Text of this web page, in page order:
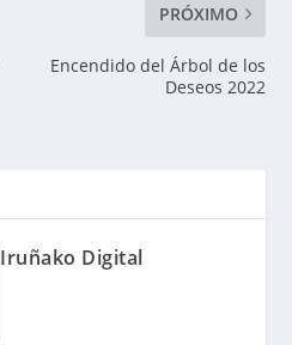
PRÓXIMO
Encendido del Árbol de los
Deseos 2022
Iruñako Digital